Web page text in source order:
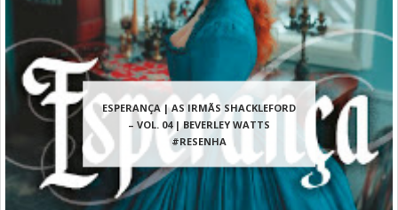
ESPERANÇA | AS IRMÃS SHACKLEFORD
– VOL. 04 | BEVERLEY WATTS
#RESENHA